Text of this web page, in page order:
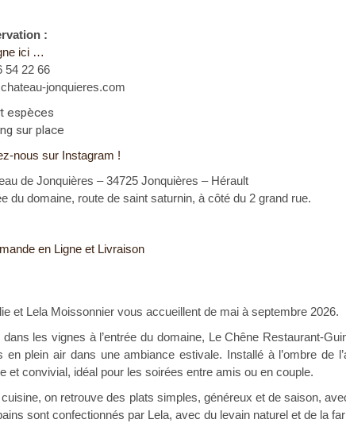
:
ici …
54 22 66
jonquieres.com
espèces
sur place
nous sur Instagram !
de Jonquières – 34725 Jonquières – Hérault
du domaine, route de saint saturnin, à côté du 2 grand rue.
en Ligne et Livraison
et Lela Moissonnier vous accueillent de mai à septembre 2026.
dans les vignes à l’entrée du domaine, Le Chêne Restaurant-
en plein air dans une ambiance estivale. Installé à l’ombre de
et convivial, idéal pour les soirées entre amis ou en couple.
on retrouve des plats simples, généreux et de saison,
sont confectionnés par Lela, avec du levain naturel et de la